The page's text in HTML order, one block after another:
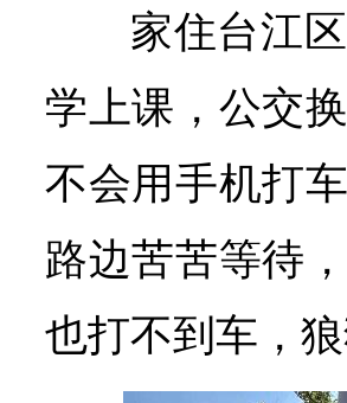
家住台江
学上课，公交
不会用手机打
路边苦苦等待
也打不到车，狼